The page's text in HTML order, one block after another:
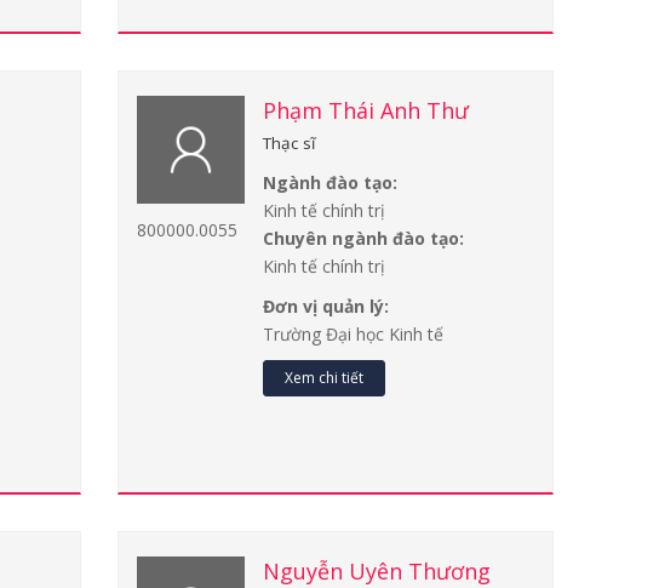
800000.0055
Phạm Thái Anh Thư
Thạc sĩ
Ngành đào tạo:
Kinh tế chính trị
Chuyên ngành đào tạo:
Kinh tế chính trị
Đơn vị quản lý:
Trường Đại học Kinh tế
Xem chi tiết
Nguyễn Uyên Thương